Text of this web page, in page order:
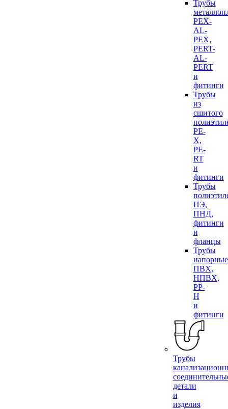
Трубы
PEX-
AL-
PEX,
PERT-
AL-
PERT
и
фитинги
Трубы
из
сшитого
PE-
X,
PE-
RT
и
фитинги
Трубы
ПЭ,
ПНД,
фитинги
и
фланцы
Трубы
напорные
ПВХ,
НПВХ,
PP-
H
и
фитинги
Трубы
детали
и
изделия